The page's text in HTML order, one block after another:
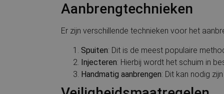
Aanbrengtechnieken
Er zijn verschillende technieken voor het
Spuiten: Dit is de meest populaire
Injecteren: Hierbij wordt het schuim in
Handmatig aanbrengen: Dit kan nodig
_ga_2WLRX5ZGKK
YSC
geoData